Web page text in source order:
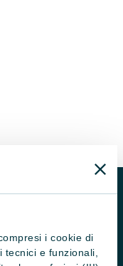
i cookie di
e funzionali,
del tuo